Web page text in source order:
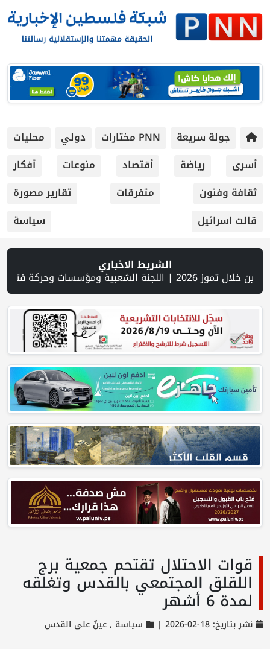
جولة سريعة PNN مختارات دولي
محليات
أسرى
رياضة أقتصاد منوعات
أفكار
ثقافة وفنون
متفرقات
تقارير مصورة
قالت اسرائيل
سياسة
الشريط الاخباري
قوات الاحتلال تقتحم جمعية برج
اللقلق المجتمعي بالقدس وتغلقه
لمدة 6 أشهر
نشر بتاريخ: 18-02-2026 | سياسة ,عينٌ على القدس